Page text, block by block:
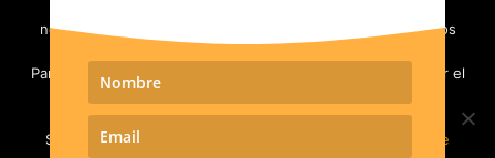
Política de Privacidad
Moneda e Impuestos
Política de Envíos
Política de Devoluciones
necesitamos almacenar en su ordenador pequeños archivos
Para poder seguir navegando en nuestro sitio, debe aceptar el
www.google.com
Si quiere más información puede visitar nuestra
Política de